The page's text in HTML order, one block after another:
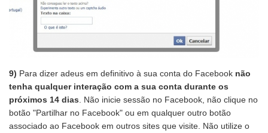
9) Para dizer adeus em definitivo à sua conta do Facebook não
tenha qualquer interação com a sua conta durante os
próximos 14 dias . Não inicie sessão no Facebook, não clique no
botão "Partilhar no Facebook" ou em qualquer outro botão
associado ao Facebook em outros sites que visite. Não utilize o